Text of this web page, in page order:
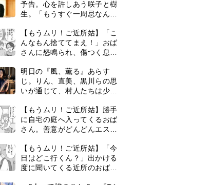
【もうムリ！ご近所姑】「今
日はどこ行くん？」出かける
ん。毎日監視される生活が始
まり…【第1話】
＜3人って誰のこと？＞『Tシ
ャツが乾くまで』水族館で咲
に視聴者「これも何かの伏
線？」「子どもの話だと…」
『Tシャツが乾くまで』第5話
あらすじ。充のメモを頼りに
生の元にもある人物が…＜ネ
タバレあり＞
演歌歌手・市川由紀乃「更年
期かと思ったら〈卵巣がん〉
復帰。若くして逝った兄の手
紙を今も支えに」【2026上半
期BEST】
古代ギリシアの『植物誌』を
82歳で完訳・小川洋子「子育